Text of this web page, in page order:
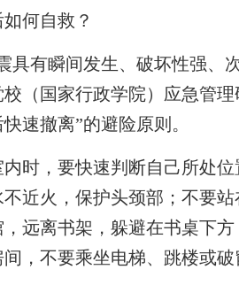
如何自救？
有瞬间发生、破坏性强、次
（国家行政学院）应急管
速撤离”的避险原则。
，要快速判断自己所处位
不近火，保护头颈部；不要
远离书架，躲避在书桌下
，不要乘坐电梯、跳楼或破